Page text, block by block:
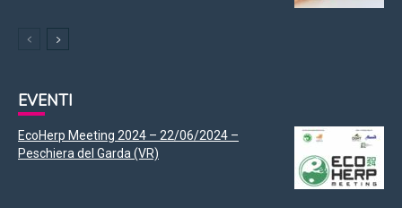
EVENTI
EcoHerp Meeting 2024 – 22/06/2024 –
Peschiera del Garda (VR)